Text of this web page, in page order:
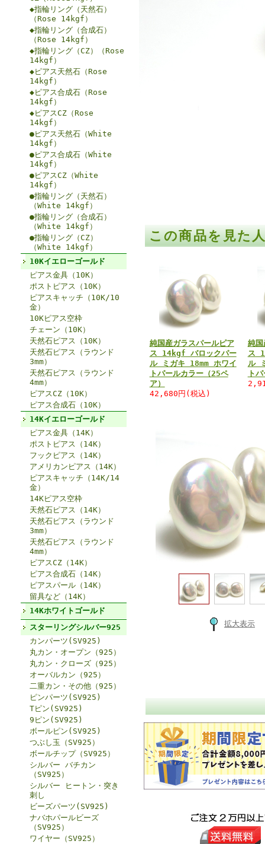
◆指輪リング（天然石）
（Rose 14kgf）
◆指輪リング（合成石）
（Rose 14kgf）
◆指輪リング（CZ）（Rose
14kgf）
◆ピアス天然石（Rose
14kgf）
◆ピアス合成石（Rose
14kgf）
◆ピアスCZ（Rose
14kgf）
●ピアス天然石（White
14kgf）
●ピアス合成石（White
14kgf）
●ピアスCZ（White
14kgf）
●指輪リング（天然石）
（White 14kgf）
●指輪リング（合成石）
（White 14kgf）
●指輪リング（CZ）
（White 14kgf）
10Kイエローゴールド
ピアス金具（10K）
ポストピアス（10K）
ピアスキャッチ（10K/10
金）
10Kピアス空枠
チェーン（10K）
天然石ピアス（10K）
天然石ピアス（ラウンド
3mm）
天然石ピアス（ラウンド
4mm）
ピアスCZ（10K）
ピアス合成石（10K）
14Kイエローゴールド
ピアス金具（14K）
ポストピアス（14K）
フックピアス（14K）
アメリカンピアス（14K）
ピアスキャッチ（14K/14
金）
14Kピアス空枠
天然石ピアス（14K）
天然石ピアス（ラウンド
3mm）
天然石ピアス（ラウンド
4mm）
ピアスCZ（14K）
ピアス合成石（14K）
ピアスパール（14K）
留具など（14K）
14Kホワイトゴールド
スターリングシルバー925
カンパーツ(SV925)
丸カン・オープン（925）
丸カン・クローズ（925）
オーバルカン（925）
二重カン・その他（925）
ピンパーツ(SV925)
Tピン(SV925)
9ピン(SV925)
ボールピン(SV925)
つぶし玉（SV925）
ボールチップ（SV925）
シルバー バチカン
（SV925）
シルバー ヒートン・突き
刺し
ビーズパーツ(SV925)
ナバホパールビーズ
（SV925）
ワイヤー（SV925）
この商品を見た
純国産ガラスパールピア
ス 14kgf バロックパー
ル ミガキ 18mm ホワイ
トパールカラー（25ペ
ア）
42,680円(税込)
純国
ス
ル
ト
拡大表示